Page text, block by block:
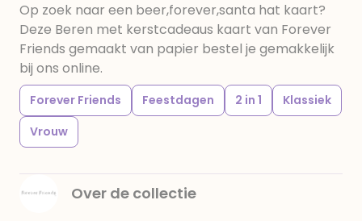
Op zoek naar een beer,forever,santa hat kaart?
Deze Beren met kerstcadeaus kaart van Forever
Friends gemaakt van papier bestel je gemakkelijk
bij ons online.
Forever Friends Feestdagen 2 in 1
Klassiek
Vrouw
Over de collectie